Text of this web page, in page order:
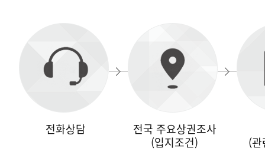
전화상담
전국 주요상권조사
(입지조건)
(